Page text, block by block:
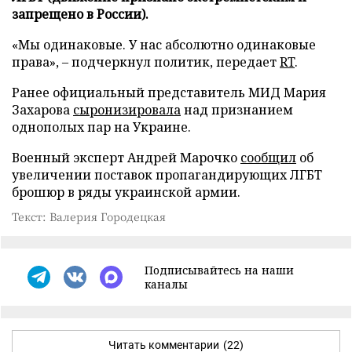
запрещено в России).
«Мы одинаковые. У нас абсолютно одинаковые
права», – подчеркнул политик, передаетRT.
Ранее официальный представитель МИД Мария
Захарова сыронизироваланад признанием
однополых пар на Украине.
Военный эксперт Андрей Марочко сообщил об
увеличении поставок пропагандирующих ЛГБТ
брошюр в ряды украинской армии.
Текст: Валерия Городецкая
Подписывайтесь на наши
каналы
Читать комментарии (22)